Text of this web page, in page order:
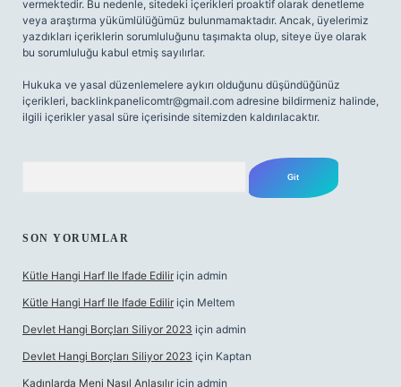
vermektedir. Bu nedenle, sitedeki içerikleri proaktif olarak denetleme
veya araştırma yükümlülüğümüz bulunmamaktadır. Ancak, üyelerimiz
yazdıkları içeriklerin sorumluluğunu taşımakta olup, siteye üye olarak
bu sorumluluğu kabul etmiş sayılırlar.
Hukuka ve yasal düzenlemelere aykırı olduğunu düşündüğünüz
içerikleri, backlinkpanelicomtr@gmail.com adresine bildirmeniz halinde,
ilgili içerikler yasal süre içerisinde sitemizden kaldırılacaktır.
SON YORUMLAR
Kütle Hangi Harf Ile Ifade Edilir için admin
Kütle Hangi Harf Ile Ifade Edilir için Meltem
Devlet Hangi Borçları Siliyor 2023 için admin
Devlet Hangi Borçları Siliyor 2023 için Kaptan
Kadınlarda Meni Nasıl Anlaşılır için admin